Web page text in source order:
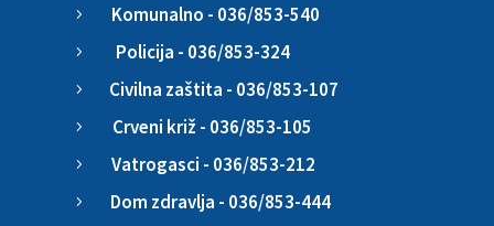
5 Komunalno - 036/853-540
5 Policija - 036/853-324
5 Civilna zaštita - 036/853-107
5 Crveni križ - 036/853-105
5 Vatrogasci - 036/853-212
5 Dom zdravlja - 036/853-444